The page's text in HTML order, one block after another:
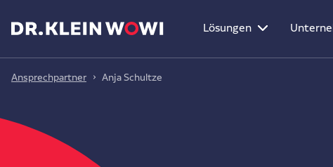
Lösungen
Ansprechpartner Anja Schultze